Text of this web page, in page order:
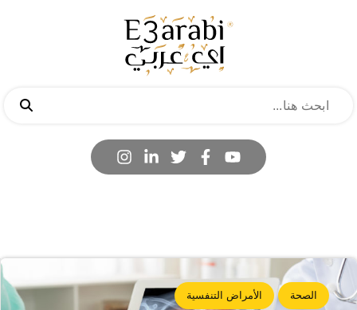
الصحة الأمراض التنفسية